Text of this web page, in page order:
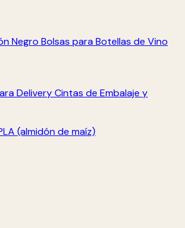
Negro Bolsas para Botellas de Vino
DeliveryCintas de Embalaje y
(almidón de maíz)